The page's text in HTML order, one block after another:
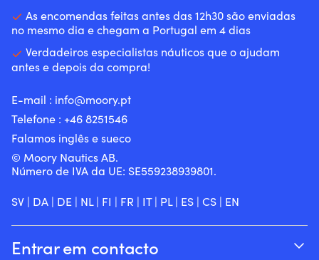
As encomendas feitas antes das 12h30 são enviadas
no mesmo dia e chegam a Portugal em 4 dias
Verdadeiros especialistas náuticos que o ajudam
antes e depois da compra!
E-mail : info@moory.pt
Telefone : +46 8251546
Falamos inglês e sueco
© Moory Nautics AB.
Número de IVA da UE: SE559238939801.
SV | DA | DE | NL| FI | FR | IT| PL| ES | CS | EN
Entrar em contacto